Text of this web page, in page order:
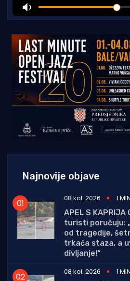
Najnovije objave
08 kol. 2026
1
APEL S
turisti poručuju:
od tragedije,
trkaća staza, a
divljanje!“
08 kol. 2026
1